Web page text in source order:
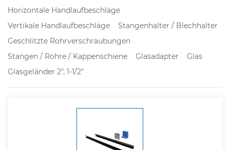
Horizontale Handlaufbeschläge
Vertikale Handlaufbeschläge
Stangenhalter / Blechhalter
Geschlitzte Rohrverschraubungen
Stangen / Rohre / Kappenschiene
Glasadapter
Glas
Glasgeländer 2", 1-1/2"